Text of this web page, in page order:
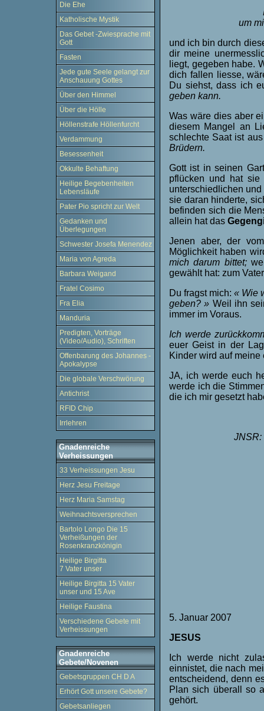
Die Ehe
Katholische Mystik
Das Gebet -Zwiesprache mit
Gott
Fasten
Jede gute Seele gelangt zur
Anschauung Gottes
Über den Himmel
Über die Hölle
Höllenstrafe Höllenfurcht
Verdammung
Besessenheit
Okkulte Behaftung
Heilige Begebenheiten
Lebensläufe
Pater Pio spricht zur Welt
Gedanken und
Überlegungen
Schwester Josefa Menendez
Maria von Agreda
Barbara Weigand
Fratel Cosimo
Fra Elia
Manduria
Predigten, Vorträge
(Video/Audio), Schriften
Offenbarung des Johannes -
Apokalypse
Die globale Verschwörung
Antichrist
RFID Chip
Irrlehren
Gnadenreiche
Verheissungen
33 Verheissungen Jesu
Herz Jesu Freitage
Herz Maria Samstag
Weihnachtsversprechen
Bartolo Longo Die 15
Verheißungen der
Rosenkranzkönigin
Heilige Birgitta
7 Vater unser
Heilige Birgitta 15 Vater
unser und 15 Ave
Heilige Faustina
Verschiedene Gebete mit
Verheissungen
Gnadenreiche
Gebete/Novenen
Gebetsgruppen CH D A
Erhört Gott unsere Gebete?
Gebetsanliegen
um
und ich bin durch
dir meine
liegt, gegeben habe.
dich fallen liesse,
Du siehst, dass ich
geben kann.
Was wäre dies aber
diesem Mangel an
schlechte Saat ist
Brüdern.
Gott ist in seinen
pflücken und hat
unterschiedlichen
sie daran hinderte,
befinden sich die
allein hat das
Jenen aber, der
Möglichkeit haben
mich darum bittet;
gewählt hat: zum
Du fragst mich: « Wie
geben? » Weil ihn
immer im Voraus.
Ich werde
euer Geist in der
Kinder wird auf
JA, ich werde euch
werde ich die
die ich mir gesetzt
JNSR:
5. Januar 2007
JESUS
Ich werde nicht
einnistet, die nach
entscheidend, denn
Plan sich überall so
gehört.